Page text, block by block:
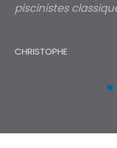
piscinistes
CHRISTOPHE